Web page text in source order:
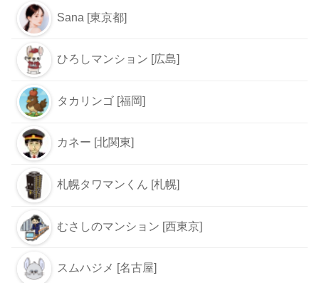
Sana [東京都]
ひろしマンション [広島]
タカリンゴ [福岡]
カネー [北関東]
札幌タワマンくん [札幌]
むさしのマンション [西東京]
スムハジメ [名古屋]